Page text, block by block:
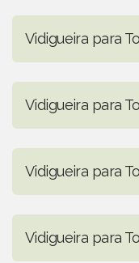
Vidigueira para
Vidigueira para
Vidigueira para
Vidigueira para